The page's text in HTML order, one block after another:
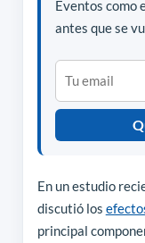
Eventos como
antes que se
En un estudio
discutió los
principal